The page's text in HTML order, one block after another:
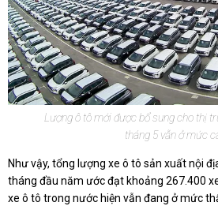
Lượng ô tô mới được bổ sung cho thị
tháng 5 vẫn ở mức
Như vậy, tổng lượng xe ô tô sản xuất nội
tháng đầu năm ước đạt khoảng 267.400
xe ô tô trong nước hiện vẫn đang ở mức